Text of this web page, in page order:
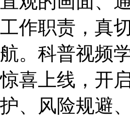
工作职责，真
航。科普视频
惊喜上线，开
护、风险规避